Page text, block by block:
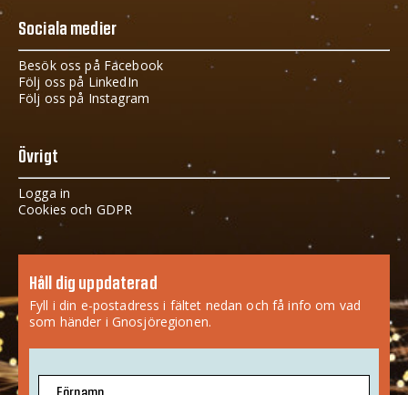
Sociala medier
Besök oss på Facebook
Följ oss på LinkedIn
Följ oss på Instagram
Övrigt
Logga in
Cookies och GDPR
Håll dig uppdaterad
Fyll i din e-postadress i fältet nedan och få info om vad
som händer i Gnosjöregionen.